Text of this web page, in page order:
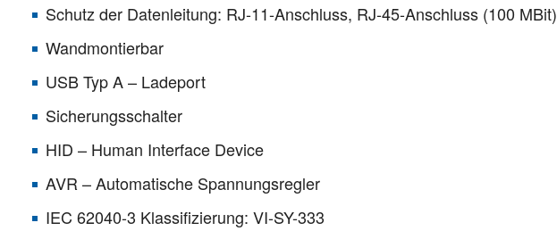
Schutz der Datenleitung: RJ-11-Anschluss, RJ-45-Anschluss (100 MBit)
Wandmontierbar
USB Typ A – Ladeport
Sicherungsschalter
HID – Human Interface Device
AVR – Automatische Spannungsregler
IEC 62040-3 Klassifizierung: VI-SY-333